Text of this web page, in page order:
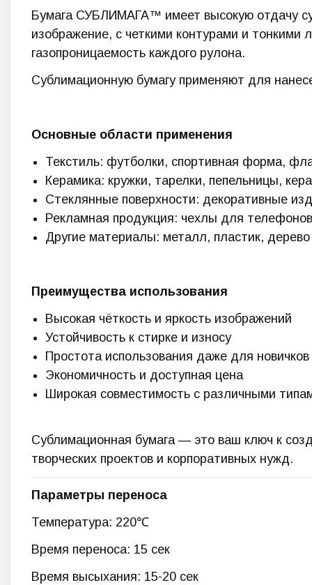
Бумага СУБЛИМАГА™ имеет высокую отдачу
изображение, с четкими контурами и тонкими
газопроницаемость каждого рулона.
Сублимационную бумагу применяют для
Основные области применения
Текстиль: футболки, спортивная форма,
Керамика: кружки, тарелки, пепельницы,
Стеклянные поверхности: декоративные
Рекламная продукция: чехлы для
Другие материалы: металл, пластик,
Преимущества использования
Высокая чёткость и яркость изображений
Устойчивость к стирке и износу
Простота использования даже для новичков
Экономичность и доступная цена
Широкая совместимость с различными
Сублимационная бумага — это ваш ключ к
творческих проектов и корпоративных нужд.
Параметры переноса
Температура: 220℃
Время переноса: 15 сек
Время высыхания: 15-20 сек